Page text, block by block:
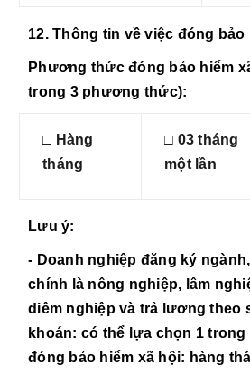
12. Thông tin về việc đóng bảo
Phương thức đóng bảo hiểm
trong 3 phương thức):
□ Hàng
tháng
□ 03 tháng
một lần
Lưu ý:
- Doanh nghiệp đăng ký
chính là nông nghiệp, lâm
diêm nghiệp và trả lương theo
khoán: có thể lựa chọn 1
đóng bảo hiểm xã hội: hàng